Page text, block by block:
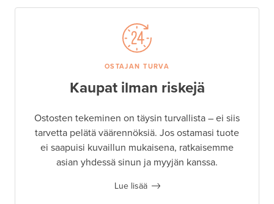
OSTAJAN TURVA
Kaupat ilman riskejä
Ostosten tekeminen on täysin turvallista – ei siis
tarvetta pelätä väärennöksiä. Jos ostamasi tuote
ei saapuisi kuvaillun mukaisena, ratkaisemme
asian yhdessä sinun ja myyjän kanssa.
Lue lisää